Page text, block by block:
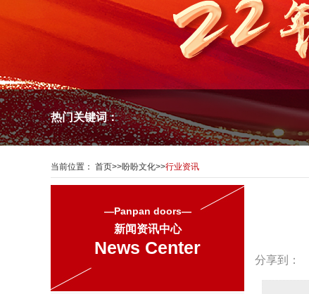
热门关键词：
当前位置： 首页>>盼盼文化>>行业资讯
—Panpan doors—
新闻资讯中心
News Center
分享到：